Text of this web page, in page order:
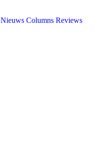
Nieuws Columns Reviews